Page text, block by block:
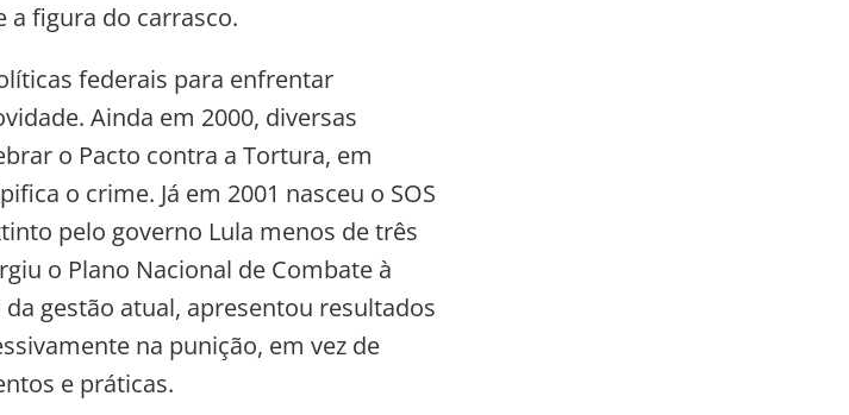
a figura do carrasco.
federais para enfrentar
Ainda em 2000, diversas
o Pacto contra a Tortura, em
o crime. Já em 2001 nasceu o SOS
pelo governo Lula menos de três
o Plano Nacional de Combate à
gestão atual, apresentou resultados
na punição, em vez de
e práticas.